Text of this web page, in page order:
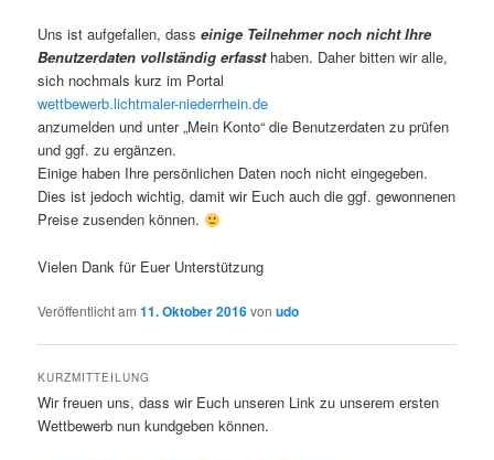
Uns ist aufgefallen, dasseinige Teilnehmer noch nicht Ihre
Benutzerdaten vollständig erfasst haben. Daher bitten wir alle,
sich nochmals kurz im Portal
wettbewerb.lichtmaler-niederrhein.de
anzumelden und unter „Mein Konto“ die Benutzerdaten zu prüfen
und ggf. zu ergänzen.
Einige haben Ihre persönlichen Daten noch nicht eingegeben.
Dies ist jedoch wichtig, damit wir Euch auch die ggf. gewonnenen
Preise zusenden können.
Vielen Dank für Euer Unterstützung
Veröffentlicht am11. Oktober 2016vonudo
KURZMITTEILUNG
Wir freuen uns, dass wir Euch unseren Link zu unserem ersten
Wettbewerb nun kundgeben können.